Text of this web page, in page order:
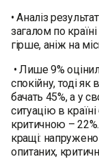
• Аналіз
загалом по
гірше, аніж на
• Лише 9%
спокійну, тоді як
бачать 45%, а у
ситуацію в
критичною –
кращі:
опитаних,